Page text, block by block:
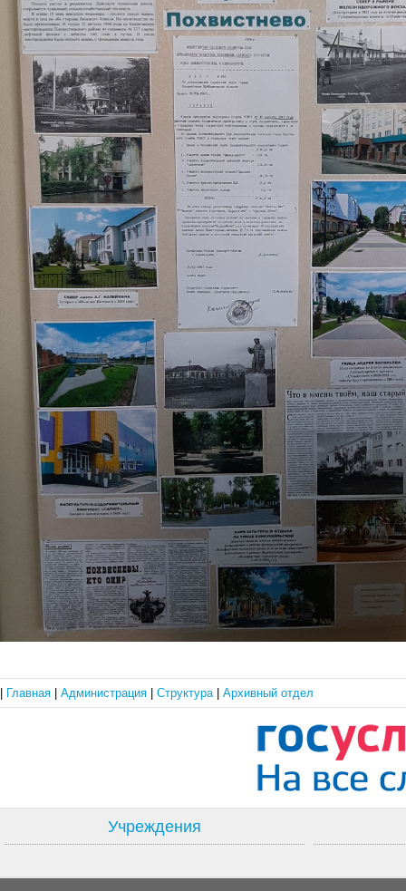
Главная Администрация Структура Архивный отдел
Учреждения